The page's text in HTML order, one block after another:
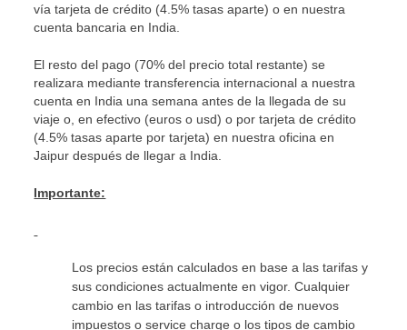
vía tarjeta de crédito (4.5% tasas aparte) o en nuestra
cuenta bancaria en India.
El resto del pago (70% del precio total restante) se
realizara mediante transferencia internacional a nuestra
cuenta en India una semana antes de la llegada de su
viaje o, en efectivo (euros o usd) o por tarjeta de crédito
(4.5% tasas aparte por tarjeta) en nuestra oficina en
Jaipur después de llegar a India.
Importante:
Los precios están calculados en base a las tarifas y
sus condiciones actualmente en vigor. Cualquier
cambio en las tarifas o introducción de nuevos
impuestos o service charge o los tipos de cambio